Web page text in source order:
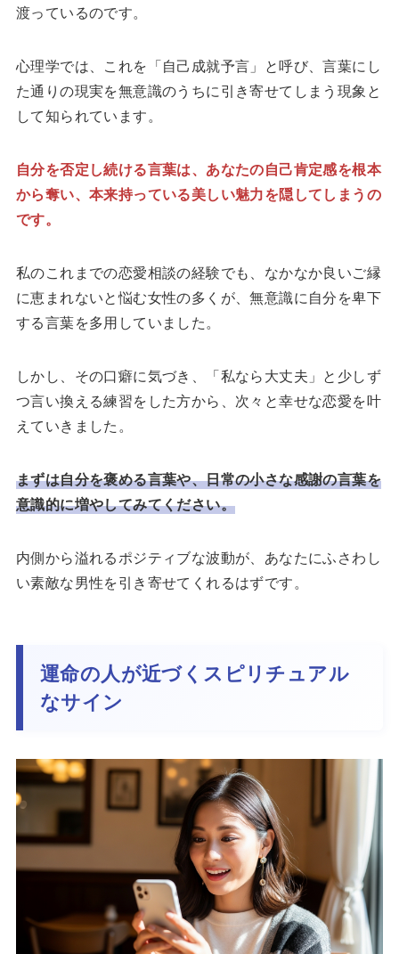
渡っているのです。
心理学では、これを「自己成就予言」と呼び、言葉にし
た通りの現実を無意識のうちに引き寄せてしまう現象と
して知られています。
自分を否定し続ける言葉は、あなたの自己肯定感を根本
から奪い、本来持っている美しい魅力を隠してしまうの
です。
私のこれまでの恋愛相談の経験でも、なかなか良いご縁
に恵まれないと悩む女性の多くが、無意識に自分を卑下
する言葉を多用していました。
しかし、その口癖に気づき、「私なら大丈夫」と少しず
つ言い換える練習をした方から、次々と幸せな恋愛を叶
えていきました。
まずは自分を褒める言葉や、日常の小さな感謝の言葉を
意識的に増やしてみてください。
内側から溢れるポジティブな波動が、あなたにふさわし
い素敵な男性を引き寄せてくれるはずです。
運命の人が近づくスピリチュアル
なサイン